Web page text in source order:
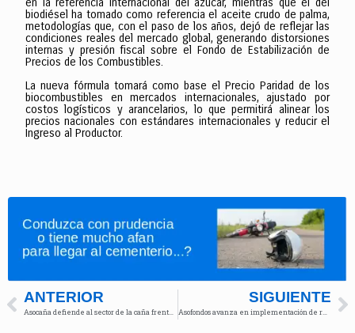
biodiésel ha tomado como referencia el aceite crudo de palma,
metodologías que, con el paso de los años, dejó de reflejar las
condiciones reales del mercado global, generando distorsiones
internas y presión fiscal sobre el Fondo de Estabilización de
Precios de los Combustibles.
La nueva fórmula tomará como base el Precio Paridad de los
biocombustibles en mercados internacionales, ajustado por
costos logísticos y arancelarios, lo que permitirá alinear los
precios nacionales con estándares internacionales y reducir el
Ingreso al Productor.
ANTERIOR SIGUIENTE
Asofondos avanza en implementación de reforma pensional, pese a suspensión